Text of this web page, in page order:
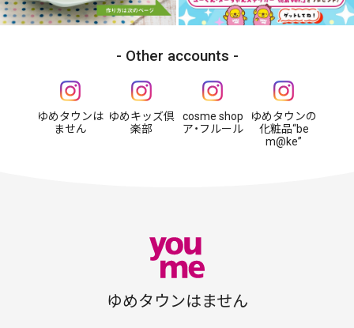
Other accounts
ゆめタウンは
ません
ゆめキッズ倶
楽部
cosme shop
ア・フルール
ゆめタウンの
化粧品“be
m@ke”
ゆめタウンはません